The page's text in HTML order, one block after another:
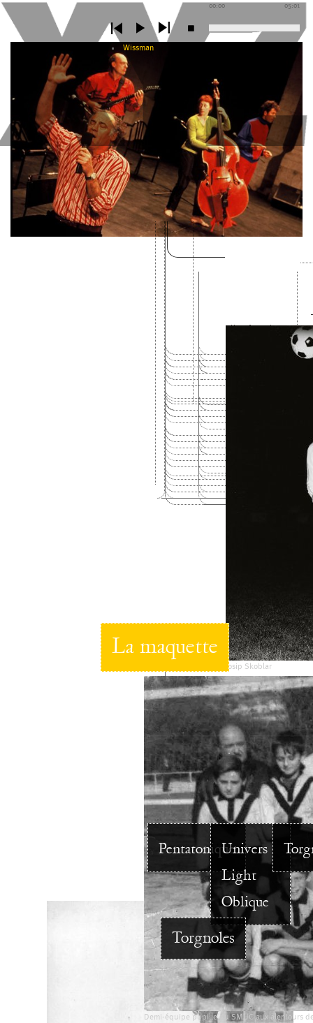
00:00 05:01
Wissman
La maquette
PentatoniqueUnivers
Light
Oblique
Josip Skoblar
Demi-équipe pupille du SMUC aux alentours
Torgnoles